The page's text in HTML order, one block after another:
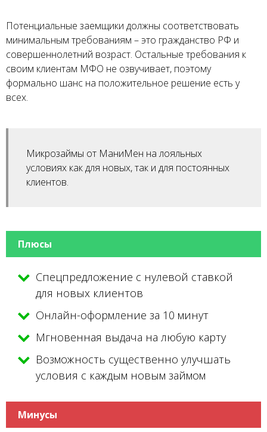
Потенциальные заемщики должны соответствовать
минимальным требованиям – это гражданство РФ и
совершеннолетний возраст. Остальные требования к
своим клиентам МФО не озвучивает, поэтому
формально шанс на положительное решение есть у
всех.
Микрозаймы от МаниМен на лояльных
условиях как для новых, так и для постоянных
клиентов.
Плюсы
Спецпредложение с нулевой ставкой
для новых клиентов
Онлайн-оформление за 10 минут
Мгновенная выдача на любую карту
Возможность существенно улучшать
условия с каждым новым займом
Минусы